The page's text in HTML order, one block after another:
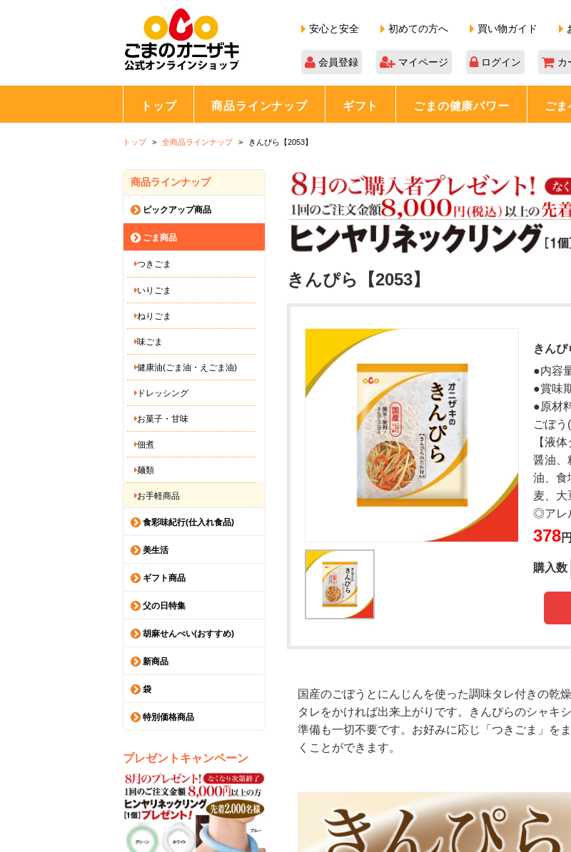
安心と安全 初めての方へ 買い物ガイド
会員登録 マイページ ログイン カ
トップ 商品ラインナップ ギフト ごまの健康パワー ご
トップ 全商品ラインナップ きんぴら【2053】
商品ラインナップ
ピックアップ商品
ごま商品
つきごま
いりごま
ねりごま
味ごま
健康油(ごま油・えごま油)
ドレッシング
お菓子・甘味
佃煮
麺類
お手軽商品
食彩味紀行(仕入れ食品)
美生活
ギフト商品
父の日特集
胡麻せんべい(おすすめ)
新商品
袋
特別価格商品
プレゼントキャンペーン
きんぴら【2053】
きんぴ
●内容
●賞味
●原材
ごぼ
【液体
醤油、
油、食
麦、大
◎アレ
378
購入数
国産のごぼうとにんじんを使った調味タレ付きの乾
タレをかければ出来上がりです。きんぴらのシャキ
準備も一切不要です。お好みに応じ「つきごま」を
くことができます。